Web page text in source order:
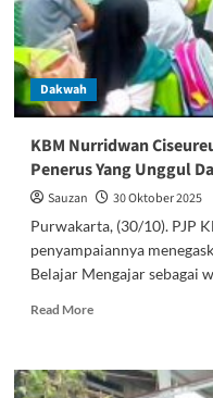
BCM
Dakwah
KBM Nurridwan
Penerus Yang Unggul
Sauzan
30 Oktober 2025
Purwakarta, (30/10). PJP
penyampaiannya
Belajar Mengajar sebagai
Read MoreRead
KBM
Nurridwan